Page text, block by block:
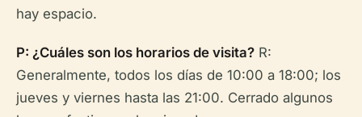
hay espacio.
P: ¿Cuáles son los horarios de visita? R:
Generalmente, todos los días de 10:00 a 18:00; los
jueves y viernes hasta las 21:00. Cerrado algunos